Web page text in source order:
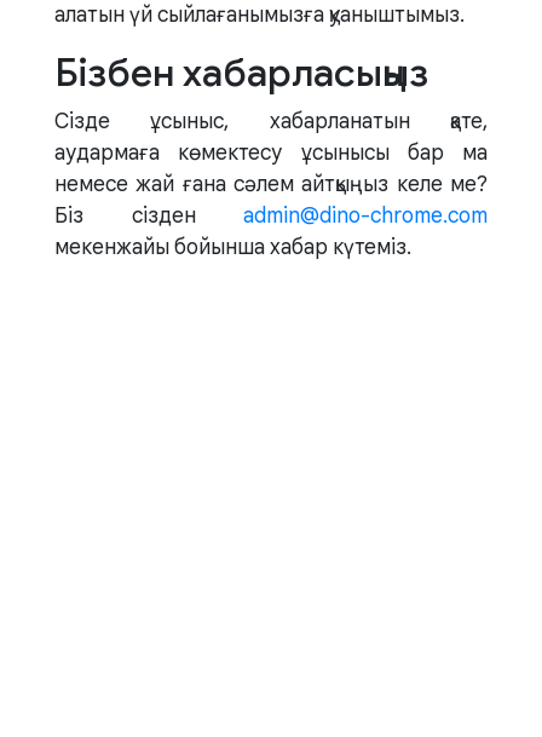
алатын үй сыйлағанымызға қуаныштымыз.
Бізбен хабарласыңыз
Сізде ұсыныс, хабарланатын қате,
аудармаға көмектесу ұсынысы бар ма
немесе жай ғана сәлем айтқыңыз келе ме?
Біз сізден admin@dino-chrome.com
мекенжайы бойынша хабар күтеміз.